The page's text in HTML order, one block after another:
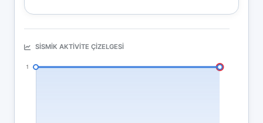
SISMIK AKTIVITE ÇIZELGESI